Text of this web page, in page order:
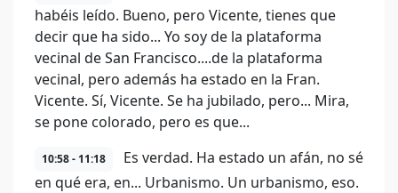
habéis leído. Bueno, pero Vicente, tienes que
decir que ha sido... Yo soy de la plataforma
vecinal de San Francisco....de la plataforma
vecinal, pero además ha estado en la Fran.
Vicente. Sí, Vicente. Se ha jubilado, pero... Mira,
se pone colorado, pero es que...
10:58 - 11:18
Es verdad. Ha estado un afán, no sé
en qué era, en... Urbanismo. Un urbanismo, eso.